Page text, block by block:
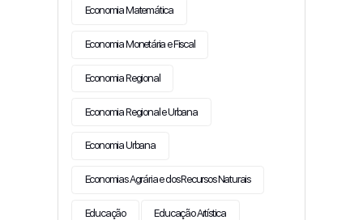
Economia Matemática
Economia Monetária e Fiscal
Economia Regional
Economia Regional e Urbana
Economia Urbana
Economias Agrária e dos Recursos Naturais
Educação Educação Artística